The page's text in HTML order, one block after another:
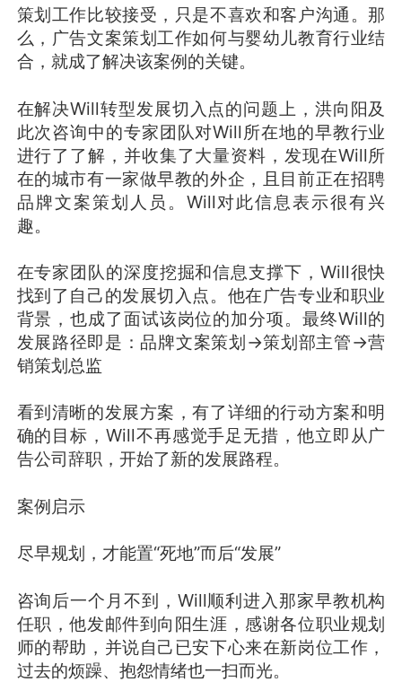
策划工作比较接受，只是不喜欢和客户沟通。那
么，广告文案策划工作如何与婴幼儿教育行业结
合，就成了解决该案例的关键。
在解决Will转型发展切入点的问题上，洪向阳及
此次咨询中的专家团队对Will所在地的早教行业
进行了了解，并收集了大量资料，发现在Will所
在的城市有一家做早教的外企，且目前正在招聘
品牌文案策划人员。Will对此信息表示很有兴
趣。
在专家团队的深度挖掘和信息支撑下，Will很快
找到了自己的发展切入点。他在广告专业和职业
背景，也成了面试该岗位的加分项。最终Will的
发展路径即是：品牌文案策划->策划部主管->营
销策划总监
看到清晰的发展方案，有了详细的行动方案和明
确的目标，Will不再感觉手足无措，他立即从广
告公司辞职，开始了新的发展路程。
案例启示
尽早规划，才能置“死地”而后“发展”
咨询后一个月不到，Will顺利进入那家早教机构
任职，他发邮件到向阳生涯，感谢各位职业规划
师的帮助，并说自己已安下心来在新岗位工作，
过去的烦躁、抱怨情绪也一扫而光。